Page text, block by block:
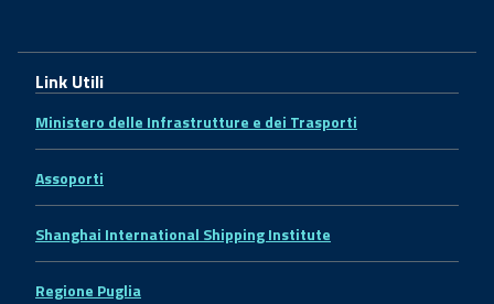
Link Utili
Ministero delle Infrastrutture e dei Trasporti
Assoporti
Shanghai International Shipping Institute
Regione Puglia